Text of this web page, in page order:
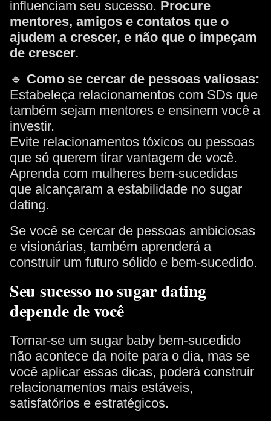
influenciam seu sucesso. Procure
mentores, amigos e contatos que o
ajudem a crescer, e não que o impeçam
de crescer.
🔹 Como se cercar de pessoas valiosas:
Estabeleça relacionamentos com SDs que
também sejam mentores e ensinem você a
investir.
Evite relacionamentos tóxicos ou pessoas
que só querem tirar vantagem de você.
Aprenda com mulheres bem-sucedidas
que alcançaram a estabilidade no sugar
dating.
Se você se cercar de pessoas ambiciosas
e visionárias, também aprenderá a
construir um futuro sólido e bem-sucedido.
Seu sucesso no sugar dating
depende de você
Tornar-se um sugar baby bem-sucedido
não acontece da noite para o dia, mas se
você aplicar essas dicas, poderá construir
relacionamentos mais estáveis,
satisfatórios e estratégicos.